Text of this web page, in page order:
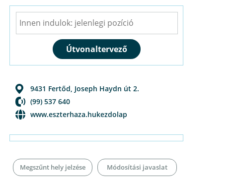
9431 Fertőd, Joseph Haydn út 2.
(99) 537 640
www.eszterhaza.hukezdolap
Megszűnt hely jelzése Módosítási javaslat